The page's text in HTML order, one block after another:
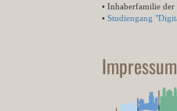
• Inhaberfamilie
• Studiengang
Impressum